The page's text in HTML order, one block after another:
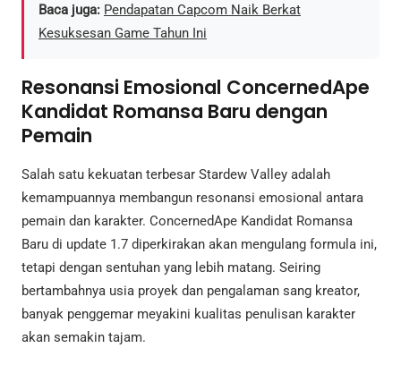
Baca juga: Pendapatan Capcom Naik Berkat
Kesuksesan Game Tahun Ini
Resonansi Emosional ConcernedApe
Kandidat Romansa Baru dengan
Pemain
Salah satu kekuatan terbesar Stardew Valley adalah
kemampuannya membangun resonansi emosional antara
pemain dan karakter. ConcernedApe Kandidat Romansa
Baru di update 1.7 diperkirakan akan mengulang formula ini,
tetapi dengan sentuhan yang lebih matang. Seiring
bertambahnya usia proyek dan pengalaman sang kreator,
banyak penggemar meyakini kualitas penulisan karakter
akan semakin tajam.